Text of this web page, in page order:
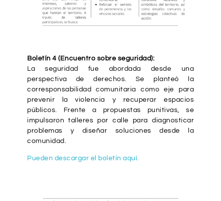
Boletín 4 (Encuentro sobre seguridad):
La seguridad fue abordada desde una
perspectiva de derechos. Se planteó la
corresponsabilidad comunitaria como eje para
prevenir la violencia y recuperar espacios
públicos. Frente a propuestas punitivas, se
impulsaron talleres por calle para diagnosticar
problemas y diseñar soluciones desde la
comunidad.
Pueden descargar el boletín aquí.